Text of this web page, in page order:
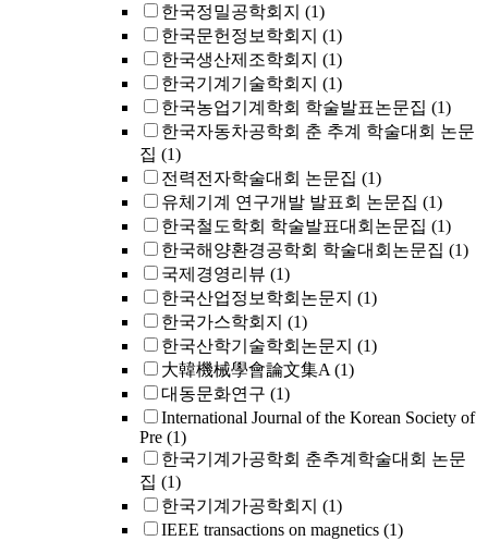
한국정밀공학회지 (1)
한국문헌정보학회지 (1)
한국생산제조학회지 (1)
한국기계기술학회지 (1)
한국농업기계학회 학술발표논문집 (1)
한국자동차공학회 춘 추계 학술대회 논문
집 (1)
전력전자학술대회 논문집 (1)
유체기계 연구개발 발표회 논문집 (1)
한국철도학회 학술발표대회논문집 (1)
한국해양환경공학회 학술대회논문집 (1)
국제경영리뷰 (1)
한국산업정보학회논문지 (1)
한국가스학회지 (1)
한국산학기술학회논문지 (1)
大韓機械學會論文集A (1)
대동문화연구 (1)
International Journal of the Korean Society of
Pre (1)
한국기계가공학회 춘추계학술대회 논문
집 (1)
한국기계가공학회지 (1)
IEEE transactions on magnetics (1)